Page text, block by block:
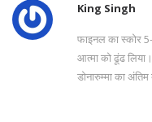
King Singh
फाइनल का स्कोर
आत्मा को ढूंढ
डोनारुम्मा का